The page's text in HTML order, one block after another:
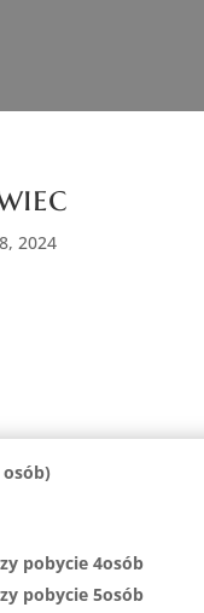
2024
osób)
pobycie 4osób
pobycie 5osób